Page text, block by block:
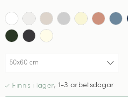
, 1-3 arbetsdagar